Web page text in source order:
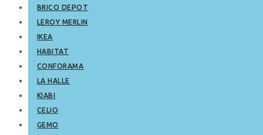
BRICO DEPOT
LEROY MERLIN
IKEA
HABITAT
CONFORAMA
LA HALLE
KIABI
CELIO
GEMO